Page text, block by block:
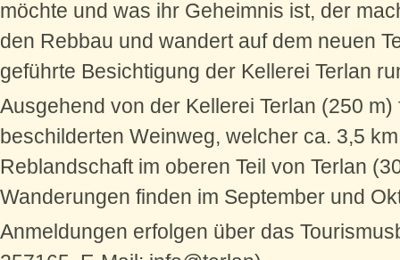
möchte und was ihr Geheimnis ist, der
den Rebbau und wandert auf dem neuen
geführte Besichtigung der Kellerei Terlan
Ausgehend von der Kellerei Terlan (250 m)
beschilderten Weinweg, welcher ca. 3,5
Reblandschaft im oberen Teil von Terlan
Wanderungen finden im September und
Anmeldungen erfolgen über das